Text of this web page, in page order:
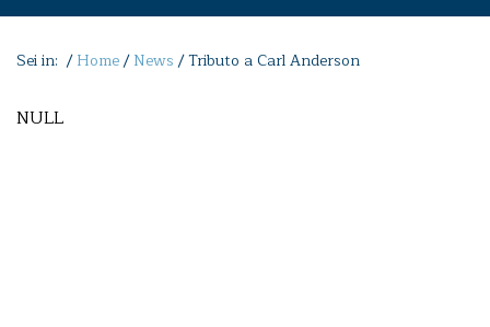
Sei in: /Home/News /Tributo a Carl Anderson
NULL